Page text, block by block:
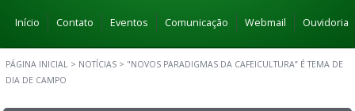
Início Contato Eventos Comunicação Webmail Ouvidoria
PÁGINA INICIAL > NOTÍCIAS > "NOVOS PARADIGMAS DA CAFEICULTURA” É TEMA DE
DIA DE CAMPO